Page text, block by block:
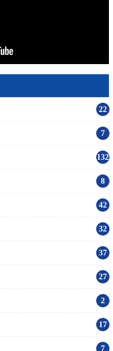
22
7
132
8
42
32
37
27
2
17
7